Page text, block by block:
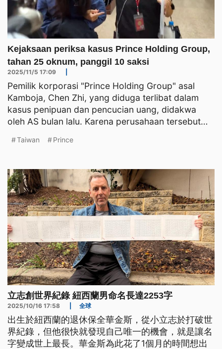
Kejaksaan periksa kasus Prince Holding Group,
tahan 25 oknum, panggil 10 saksi
2025/11/5 17:09
Pemilik korporasi "Prince Holding Group" asal
Kamboja, Chen Zhi, yang diduga terlibat dalam
kasus penipuan dan pencucian uang, didakwa
oleh AS bulan lalu. Karena perusahaan tersebut
Taiwan Prince
立志創世界紀錄 紐西蘭男命名長達2253字
2025/10/16 17:58 全球
出生於紐西蘭的退休保全華金斯，從小立志於打破世
界紀錄，但他很快就發現自己唯一的機會，就是讓名
字變成世上最長。華金斯為此花了1個月的時間想出